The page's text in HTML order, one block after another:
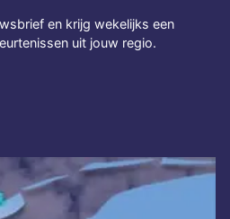
en krijg wekelijks een
uit jouw regio.